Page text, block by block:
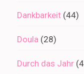
Dankbarkeit (44)
Doula (28)
Durch das Jahr